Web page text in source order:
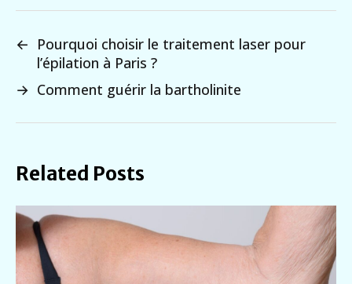
← Pourquoi choisir le traitement laser pour
l’épilation à Paris ?
→ Comment guérir la bartholinite
Related Posts